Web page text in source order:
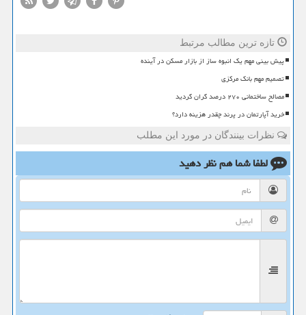
تازه ترین مطالب مرتبط
پیش بینی مهم یک انبوه ساز از بازار مسکن در آینده
تصمیم مهم بانک مرکزی
مصالح ساختمانی ۲۷۰ درصد گران گردید
خرید آپارتمان در پرند چقدر هزینه دارد؟
نظرات بینندگان در مورد این مطلب
لطفا شما همنظر دهید